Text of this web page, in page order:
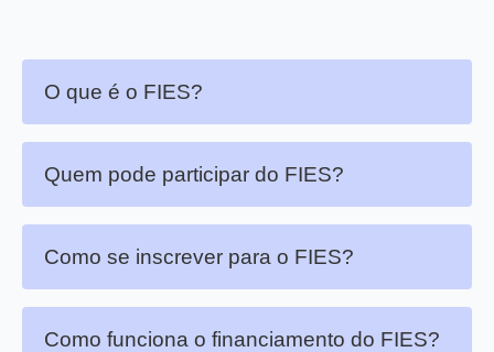
O que é o FIES?
Quem pode participar do FIES?
Como se inscrever para o FIES?
Como funciona o financiamento do FIES?